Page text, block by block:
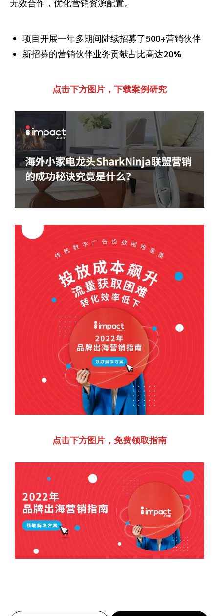
无效合作，优化营销资源配置。
项目开展一年多期间陆续招募了500+营销伙伴
新招募的营销伙伴业务贡献占比高达20%
点击下方图片，下载案例研究
点击下方图片，免费领取指南